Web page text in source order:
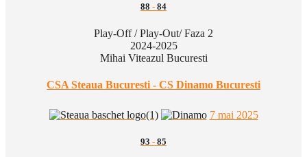
88 - 84
Play-Off / Play-Out/ Faza 2
2024-2025
Mihai Viteazul Bucuresti
CSA Steaua Bucuresti - CS Dinamo Bucuresti
7 mai 2025
93 - 85